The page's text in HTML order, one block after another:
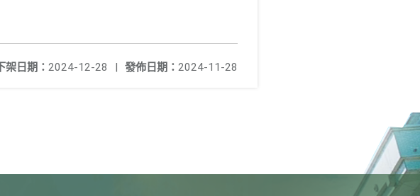
發佈日期： 2024-11-28
架日期： 2024-12-28 |